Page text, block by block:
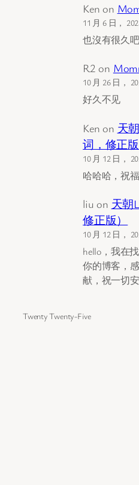
Ken on
11 月 6 日，
也沒有很久
R2 on
10 月 26 日，
好久不见
Ken on 天
词，修正版
10 月 12 日，
哈哈哈，祝
liu on 天朝
修正版）
10 月 12 日，
hello，我在
你的博客，
献，祝一切
Twenty Twenty-Five